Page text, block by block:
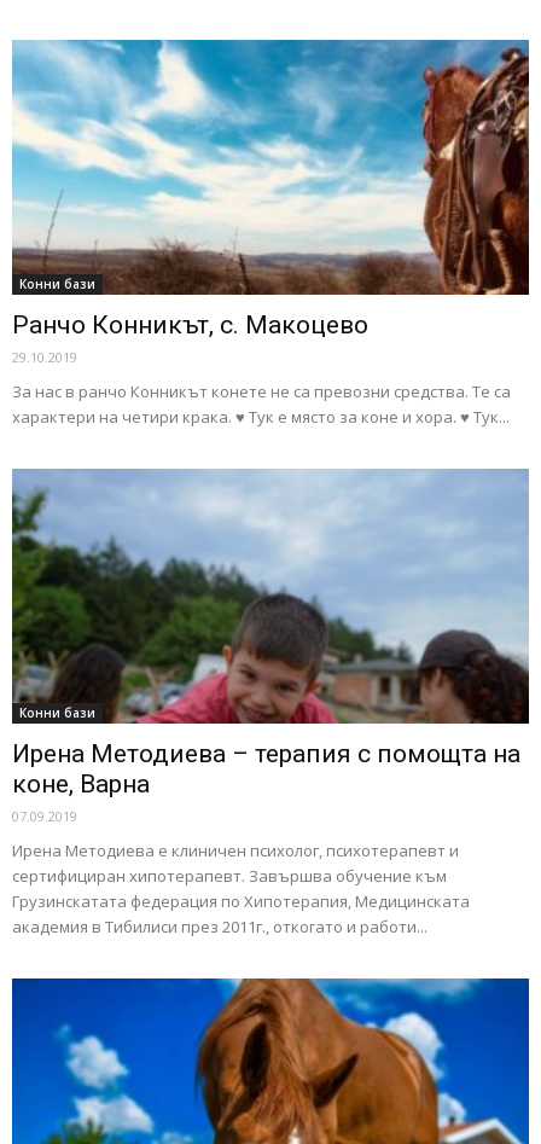
Конни бази
Ранчо Конникът, с. Макоцево
29.10.2019
За нас в ранчо Конникът конете не са превозни средства. Те са
характери на четири крака. ♥ Тук е място за коне и хора. ♥ Тук...
Конни бази
Ирена Методиева – терапия с помощта на
коне, Варна
07.09.2019
Ирена Методиева e клиничен психолог, психотерапевт и
сертифициран хипотерапевт. Завършва обучение към
Грузинскатата федерация по Хипотерапия, Медицинската
академия в Тибилиси през 2011г., откогато и работи...